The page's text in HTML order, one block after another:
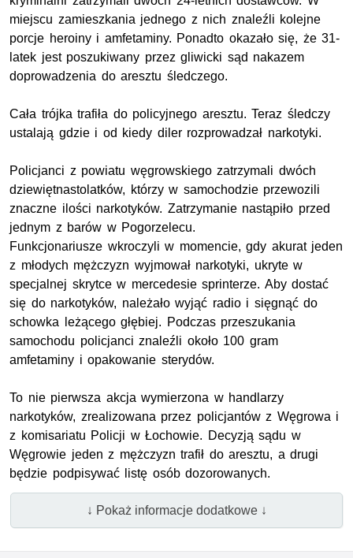
miejscu zamieszkania jednego z nich znaleźli kolejne
porcje heroiny i amfetaminy. Ponadto okazało się, że 31-
latek jest poszukiwany przez gliwicki sąd nakazem
doprowadzenia do aresztu śledczego.
Cała trójka trafiła do policyjnego aresztu. Teraz śledczy
ustalają gdzie i od kiedy diler rozprowadzał narkotyki.
Policjanci z powiatu węgrowskiego zatrzymali dwóch
dziewiętnastolatków, którzy w samochodzie przewozili
znaczne ilości narkotyków. Zatrzymanie nastąpiło przed
jednym z barów w Pogorzelecu.
Funkcjonariusze wkroczyli w momencie, gdy akurat jeden
z młodych mężczyzn wyjmował narkotyki, ukryte w
specjalnej skrytce w mercedesie sprinterze. Aby dostać
się do narkotyków, należało wyjąć radio i sięgnąć do
schowka leżącego głębiej. Podczas przeszukania
samochodu policjanci znaleźli około 100 gram
amfetaminy i opakowanie sterydów.
To nie pierwsza akcja wymierzona w handlarzy
narkotyków, zrealizowana przez policjantów z Węgrowa i
z komisariatu Policji w Łochowie. Decyzją sądu w
Węgrowie jeden z mężczyzn trafił do aresztu, a drugi
będzie podpisywać listę osób dozorowanych.
↓ Pokaż informacje dodatkowe ↓